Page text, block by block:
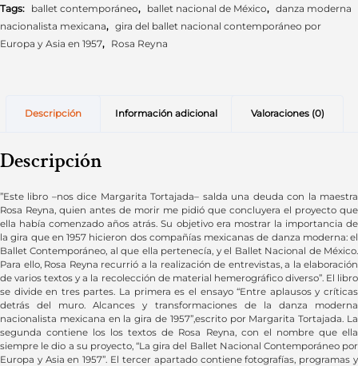
Tags: ballet contemporáneo, ballet nacional de México, danza moderna
nacionalista mexicana, gira del ballet nacional contemporáneo por
Europa y Asia en 1957, Rosa Reyna
Descripción Información adicional Valoraciones (0)
Descripción
”Este libro –nos dice Margarita Tortajada– salda una deuda con la maestra
Rosa Reyna, quien antes de morir me pidió que concluyera el proyecto que
ella había comenzado años atrás. Su objetivo era mostrar la importancia de
la gira que en 1957 hicieron dos compañías mexicanas de danza moderna: el
Ballet Contemporáneo, al que ella pertenecía, y el Ballet Nacional de México.
Para ello, Rosa Reyna recurrió a la realización de entrevistas, a la elaboración
de varios textos y a la recolección de material hemerográfico diverso”. El libro
se divide en tres partes. La primera es el ensayo “Entre aplausos y críticas
detrás del muro. Alcances y transformaciones de la danza moderna
nacionalista mexicana en la gira de 1957”,escrito por Margarita Tortajada. La
segunda contiene los los textos de Rosa Reyna, con el nombre que ella
siempre le dio a su proyecto, “La gira del Ballet Nacional Contemporáneo por
Europa y Asia en 1957”. El tercer apartado contiene fotografías, programas y